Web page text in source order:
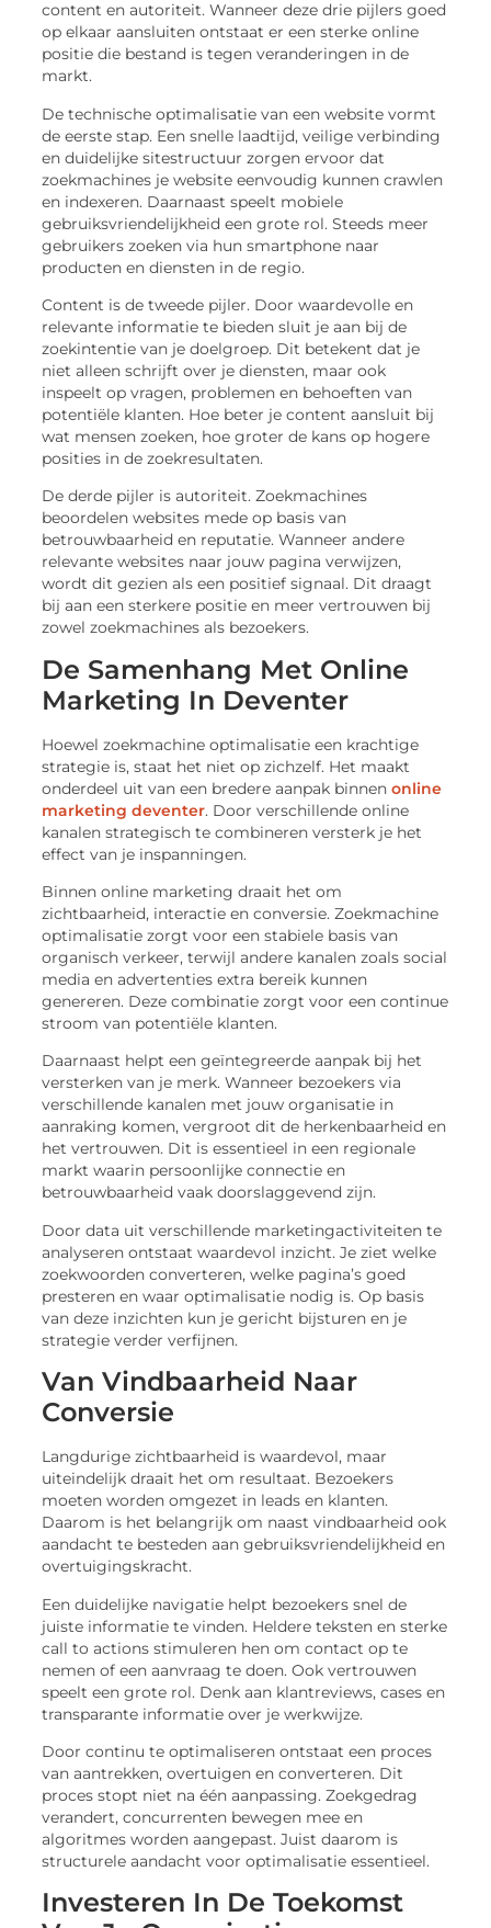
content en autoriteit. Wanneer deze drie pijlers goed
op elkaar aansluiten ontstaat er een sterke online
positie die bestand is tegen veranderingen in de
markt.
De technische optimalisatie van een website vormt
de eerste stap. Een snelle laadtijd, veilige verbinding
en duidelijke sitestructuur zorgen ervoor dat
zoekmachines je website eenvoudig kunnen crawlen
en indexeren. Daarnaast speelt mobiele
gebruiksvriendelijkheid een grote rol. Steeds meer
gebruikers zoeken via hun smartphone naar
producten en diensten in de regio.
Content is de tweede pijler. Door waardevolle en
relevante informatie te bieden sluit je aan bij de
zoekintentie van je doelgroep. Dit betekent dat je
niet alleen schrijft over je diensten, maar ook
inspeelt op vragen, problemen en behoeften van
potentiële klanten. Hoe beter je content aansluit bij
wat mensen zoeken, hoe groter de kans op hogere
posities in de zoekresultaten.
De derde pijler is autoriteit. Zoekmachines
beoordelen websites mede op basis van
betrouwbaarheid en reputatie. Wanneer andere
relevante websites naar jouw pagina verwijzen,
wordt dit gezien als een positief signaal. Dit draagt
bij aan een sterkere positie en meer vertrouwen bij
zowel zoekmachines als bezoekers.
De Samenhang Met Online
Marketing In Deventer
Hoewel zoekmachine optimalisatie een krachtige
strategie is, staat het niet op zichzelf. Het maakt
onderdeel uit van een bredere aanpak binnen online
marketing deventer. Door verschillende online
kanalen strategisch te combineren versterk je het
effect van je inspanningen.
Binnen online marketing draait het om
zichtbaarheid, interactie en conversie. Zoekmachine
optimalisatie zorgt voor een stabiele basis van
organisch verkeer, terwijl andere kanalen zoals social
media en advertenties extra bereik kunnen
genereren. Deze combinatie zorgt voor een continue
stroom van potentiële klanten.
Daarnaast helpt een geïntegreerde aanpak bij het
versterken van je merk. Wanneer bezoekers via
verschillende kanalen met jouw organisatie in
aanraking komen, vergroot dit de herkenbaarheid en
het vertrouwen. Dit is essentieel in een regionale
markt waarin persoonlijke connectie en
betrouwbaarheid vaak doorslaggevend zijn.
Door data uit verschillende marketingactiviteiten te
analyseren ontstaat waardevol inzicht. Je ziet welke
zoekwoorden converteren, welke pagina’s goed
presteren en waar optimalisatie nodig is. Op basis
van deze inzichten kun je gericht bijsturen en je
strategie verder verfijnen.
Van Vindbaarheid Naar
Conversie
Langdurige zichtbaarheid is waardevol, maar
uiteindelijk draait het om resultaat. Bezoekers
moeten worden omgezet in leads en klanten.
Daarom is het belangrijk om naast vindbaarheid ook
aandacht te besteden aan gebruiksvriendelijkheid en
overtuigingskracht.
Een duidelijke navigatie helpt bezoekers snel de
juiste informatie te vinden. Heldere teksten en sterke
call to actions stimuleren hen om contact op te
nemen of een aanvraag te doen. Ook vertrouwen
speelt een grote rol. Denk aan klantreviews, cases en
transparante informatie over je werkwijze.
Door continu te optimaliseren ontstaat een proces
van aantrekken, overtuigen en converteren. Dit
proces stopt niet na één aanpassing. Zoekgedrag
verandert, concurrenten bewegen mee en
algoritmes worden aangepast. Juist daarom is
structurele aandacht voor optimalisatie essentieel.
Investeren In De Toekomst